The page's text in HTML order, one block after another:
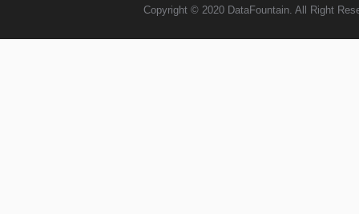
Copyright © 2020 DataFountain. All Right